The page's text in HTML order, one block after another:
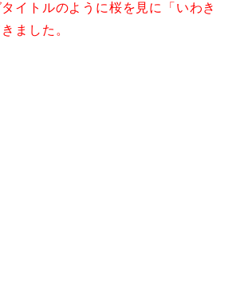
イトルのように桜を見に「いわき
ました。